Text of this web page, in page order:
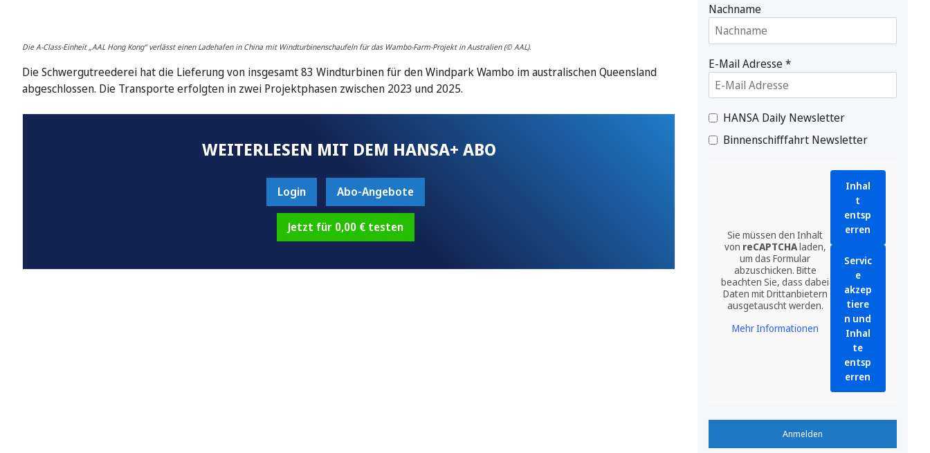
Die A-Class-Einheit „AAL Hong Kong“ verlässt einen Ladehafen in China mit Windturbinenschaufeln für das Wambo-Farm-Projekt in Australien (© AAL).
Die Schwergutreederei hat die Lieferung von insgesamt 83 Windturbinen für den Windpark Wambo im australischen Queensland
abgeschlossen. Die Transporte erfolgten in zwei Projektphasen zwischen 2023 und 2025.
WEITERLESEN MIT DEM HANSA+ ABO
Login Abo-Angebote
Jetzt für 0,00 € testen
Nachname
E-Mail Adresse*
HANSA Daily Newsletter
Binnenschifffahrt Newsletter
Sie müssen den Inhalt
von reCAPTCHAladen,
um das Formular
abzuschicken. Bitte
beachten Sie, dass dabei
Daten mit Drittanbietern
ausgetauscht werden.
Mehr Informationen
Inhal
t
entsp
erren
Servic
e
akzep
tiere
n und
Inhal
te
entsp
erren
Anmelden